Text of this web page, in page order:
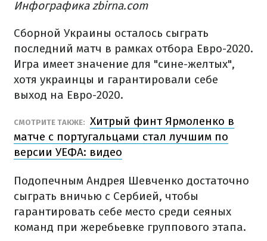
Инфографика zbirna.com
Сборной Украины осталось сыграть
последний матч в рамках отбора Евро-2020.
Игра имеет значение для "сине-желтых",
хотя украинцы и гарантировали себе
выход на Евро-2020.
СМОТРИТЕ ТАКЖЕ: Хитрый финт Ярмоленко в
матче с португальцами стал лучшим по
версии УЕФА: видео
Подопечным Андрея Шевченко достаточно
сыграть вничью с Сербией, чтобы
гарантировать себе место среди сеяных
команд при жеребьевке группового этапа.